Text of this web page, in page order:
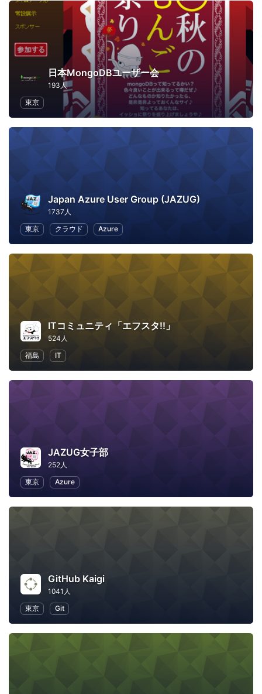
日本MongoDBユーザー会
193人
東京
Japan Azure User Group (JAZUG)
1737人
東京
クラウド Azure
ITコミュニティ「エフスタ!!」
524人
福島
IT
JAZUG女子部
252人
東京
Azure
GitHub Kaigi
1041人
東京
Git